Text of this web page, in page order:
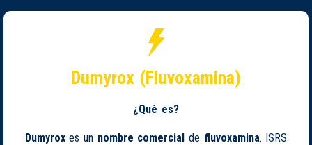
Dumyrox (Fluvoxamina)
¿Qué es?
Dumyroxes un nombre comercial de fluvoxamina. ISRS